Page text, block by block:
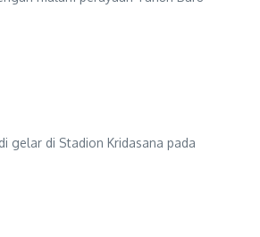
gelar di Stadion Kridasana pada